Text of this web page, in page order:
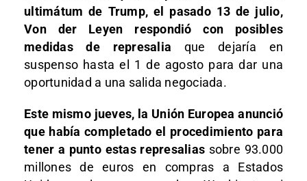
ultimátum de Trump, el pasado 13 de julio,
Von der Leyen respondió con posibles
medidas de represalia que dejaría en
suspenso hasta el 1 de agosto para dar una
oportunidad a una salida negociada.
Este mismo jueves, la Unión Europea anunció
que había completado el procedimiento para
tener a punto estas represalias sobre 93.000
millones de euros en compras a Estados